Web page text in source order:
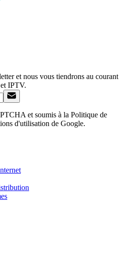
et nous vous tiendrons au courant
IPTV.
et soumis à la Politique de
d'utilisation de Google.